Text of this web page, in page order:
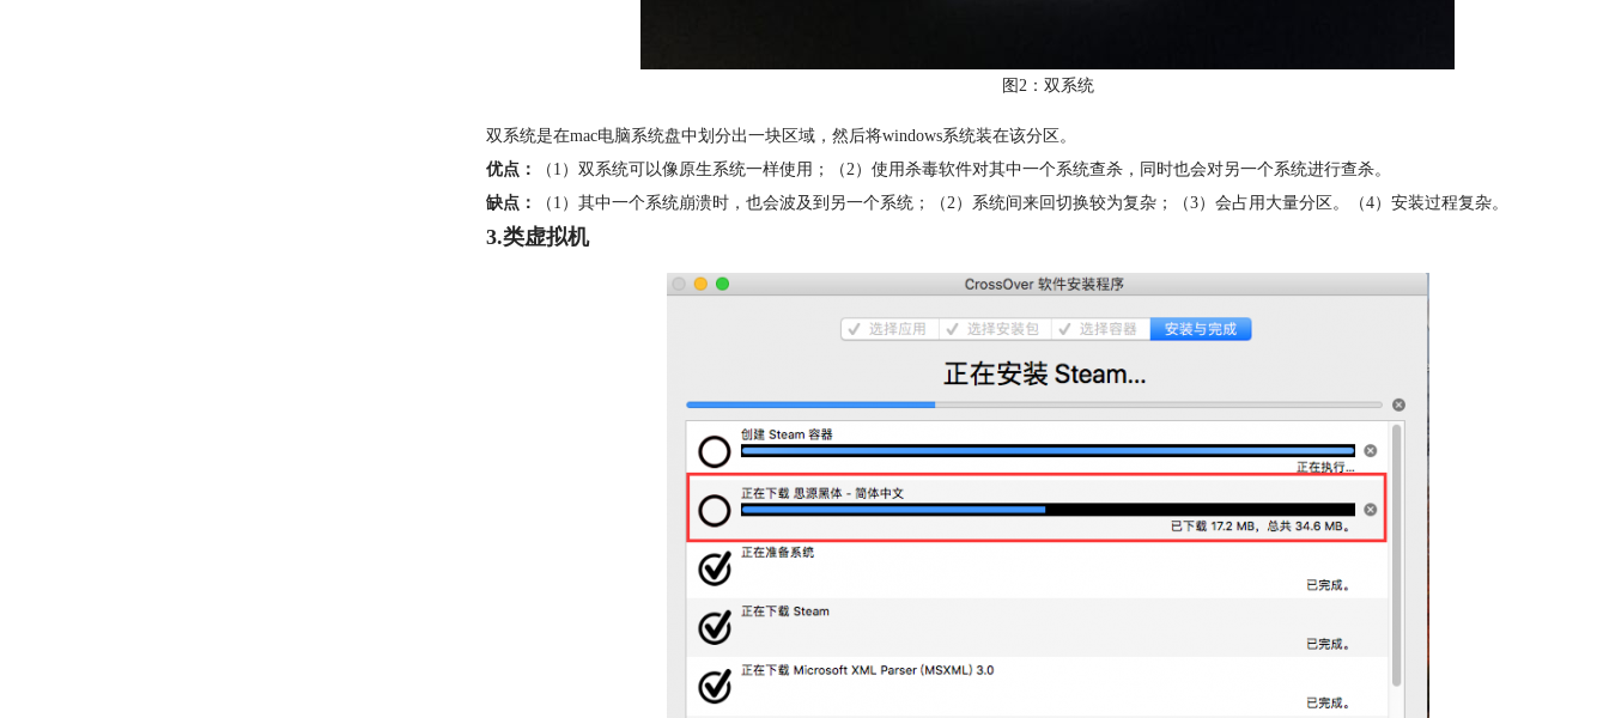
图2：双系统
双系统是在mac电脑系统盘中划分出一块区域，然后将windows系统装在该分区。
优点：
（1）双系统可以像原生系统一样使用；（2）使用杀毒软件对其中一个系统查杀，同时也会对另一个系统进行查杀。
缺点：
（1）其中一个系统崩溃时，也会波及到另一个系统；（2）系统间来回切换较为复杂；（3）会占用大量分区。（4）安装过程复杂。
3.类虚拟机